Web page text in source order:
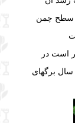
سطح چمن
است در
سال برگهای